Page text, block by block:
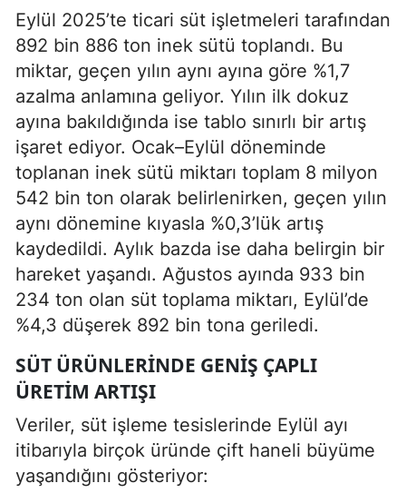
Eylül 2025’te ticari süt işletmeleri tarafından
892 bin 886 ton inek sütü toplandı. Bu
miktar, geçen yılın aynı ayına göre %1,7
azalma anlamına geliyor. Yılın ilk dokuz
ayına bakıldığında ise tablo sınırlı bir artış
işaret ediyor. Ocak–Eylül döneminde
toplanan inek sütü miktarı toplam 8 milyon
542 bin ton olarak belirlenirken, geçen yılın
aynı dönemine kıyasla %0,3’lük artış
kaydedildi. Aylık bazda ise daha belirgin bir
hareket yaşandı. Ağustos ayında 933 bin
234 ton olan süt toplama miktarı, Eylül’de
%4,3 düşerek 892 bin tona geriledi.
SÜT ÜRÜNLERINDE GENIŞ ÇAPLI
ÜRETIM ARTIŞI
Veriler, süt işleme tesislerinde Eylül ayı
itibarıyla birçok üründe çift haneli büyüme
yaşandığını gösteriyor: